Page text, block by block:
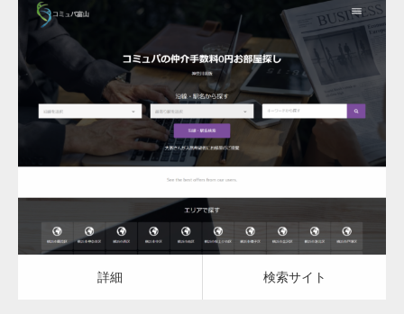
更新日： 2023.03.09
健康型有料老人ホーム
詳細 検索サイト
詳細 検索サイト